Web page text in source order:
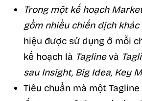
Trong một kế hoạch
gồm nhiều chiến dịch khác
hiệu được sử dụng ở mỗi
kế hoạch là Taglinevà
sau Insight, Big Idea, Key
Tiêu chuẩn mà một